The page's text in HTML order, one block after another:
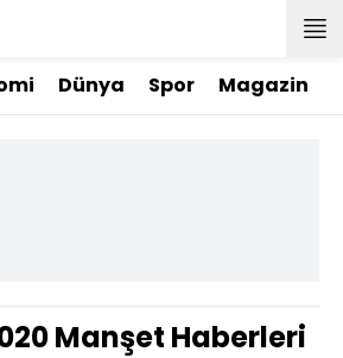
Dünya Spor Magazin
Manşet Haberleri